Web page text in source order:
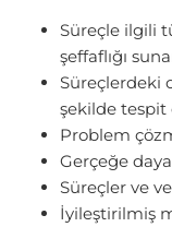
Süreçle ilgili
şeffaflığı
Süreçlerdeki
şekilde tespit
Problem
Gerçeğe
Süreçler ve
İyileştirilmiş